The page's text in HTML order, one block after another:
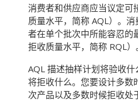
消费者和供应商应当议定可
质量水平，简称 AQL）。
者在单个批次中所能容忍的
拒收质量水平，简称 RQL）
AQL 描述抽样计划将验收
将拒收什么。您要设计多数
次产品以及多数时候拒收处